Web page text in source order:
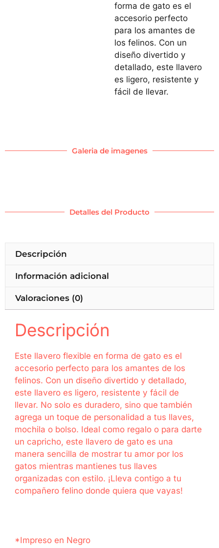
forma de gato es el
accesorio perfecto
para los amantes de
los felinos. Con un
diseño divertido y
detallado, este llavero
es ligero, resistente y
fácil de llevar.
Galeria de imagenes
Detalles del Producto
Descripción
Información adicional
Valoraciones (0)
Descripción
Este llavero flexible en forma de gato es el
accesorio perfecto para los amantes de los
felinos. Con un diseño divertido y detallado,
este llavero es ligero, resistente y fácil de
llevar. No solo es duradero, sino que también
agrega un toque de personalidad a tus llaves,
mochila o bolso. Ideal como regalo o para darte
un capricho, este llavero de gato es una
manera sencilla de mostrar tu amor por los
gatos mientras mantienes tus llaves
organizadas con estilo. ¡Lleva contigo a tu
compañero felino donde quiera que vayas!
*Impreso en Negro